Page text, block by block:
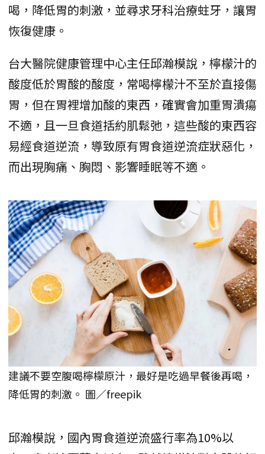
喝，降低胃的刺激，並尋求牙科治療蛀牙，讓胃
恢復健康。
台大醫院健康管理中心主任邱瀚模說，檸檬汁的
酸度低於胃酸的酸度，常喝檸檬汁不至於直接傷
胃，但在胃裡增加酸的東西，確實會加重胃潰瘍
不適，且一旦食道括約肌鬆弛，這些酸的東西容
易經食道逆流，導致原有胃食道逆流症狀惡化，
而出現胸痛、胸悶、影響睡眠等不適。
建議不要空腹喝檸檬原汁，最好是吃過早餐後再喝，
降低胃的刺激。 圖／freepik
邱瀚模說，國內胃食道逆流盛行率為10%以